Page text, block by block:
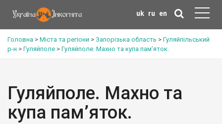
uk ru en
Головна > Міста та регіони > Запорізька область > Гуляйпільський
р-н > Гуляйполе > Гуляйполе. Махно та купа пам’яток.
Гуляйполе. Махно та
купа пам’яток.